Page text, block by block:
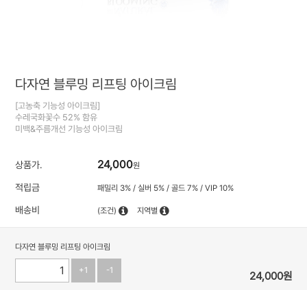
다자연 블루밍 리프팅 아이크림
[고농축 기능성 아이크림]
수레국화꽃수 52% 함유
미백&주름개선 기능성 아이크림
상품가. 24,000원
적립금 패밀리 3% / 실버 5% / 골드 7% / VIP 10%
배송비 (조건) 지역별
다자연 블루밍 리프팅 아이크림
+1 -1 24,000원